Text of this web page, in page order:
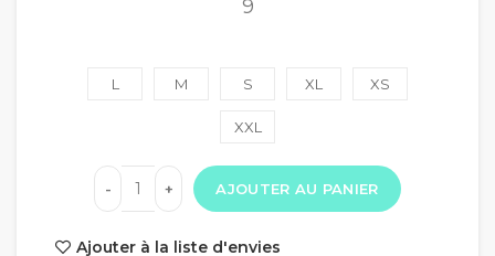
9
L M S XL XS
XXL
AJOUTER AU PANIER
Ajouter à la liste d'envies